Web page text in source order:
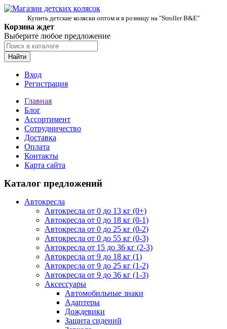
Купить детские коляски оптом и в розницу на "Stroller B&E"
Корзина ждет
Выберите любое предложение
Найти
Вход
Регистрация
Главная
Блог
Ассортимент
Сотрудничество
Доставка
Оплата
Контакты
Карта сайта
Каталог предложений
Автокресла
Автокресла от 0 до 13 кг (0+)
Автокресла от 0 до 18 кг (0-1)
Автокресла от 0 до 25 кг (0-2)
Автокресла от 0 до 55 кг (0-3)
Автокресла от 15 до 36 кг (2-3)
Автокресла от 9 до 18 кг (1)
Автокресла от 9 до 25 кг (1-2)
Автокресла от 9 до 36 кг (1-3)
Аксессуары
Автомобильные знаки
Адаптеры
Дождевики
Защита сидений